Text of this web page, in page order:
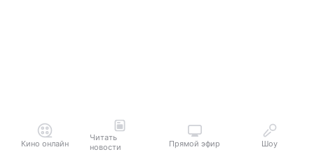
Кино онлайн
Читать
новости
Прямой эфир Шоу